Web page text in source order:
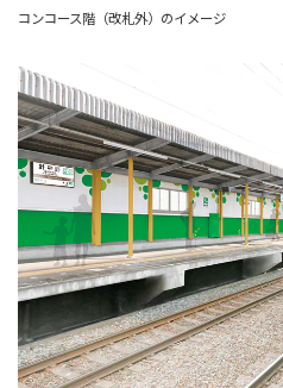
コンコース階（改札外）のイメージ